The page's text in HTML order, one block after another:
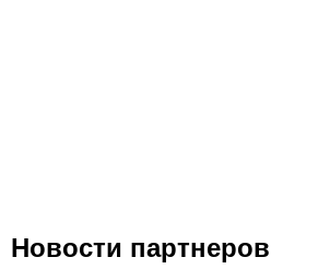
Новости партнеров